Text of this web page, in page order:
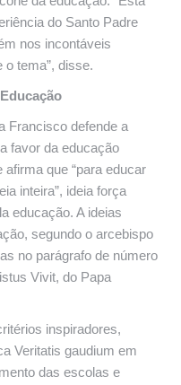
do Santo Padre
nos incontáveis
o tema”, disse.
Francisco defende a
favor da educação
que “para educar
inteira”, ideia força
educação. A ideias
segundo o arcebispo
no parágrafo de número
Vivit, do Papa
inspiradores,
Veritatis gaudium em
das escolas e